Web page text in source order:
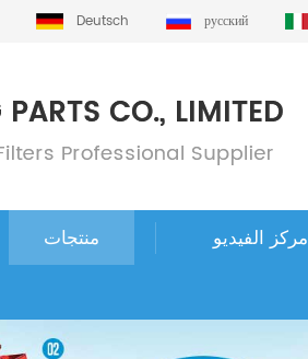
Deutsch русский
منتجات مركز الفيديو